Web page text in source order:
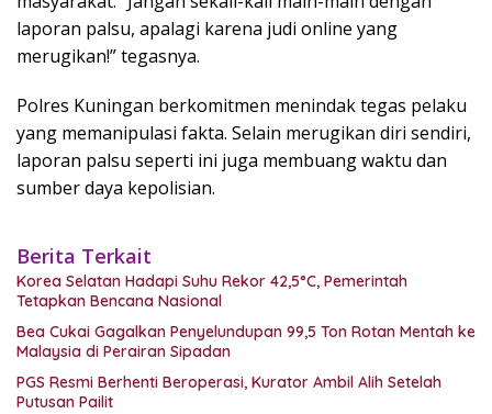
laporan palsu, apalagi karena judi online yang
merugikan!” tegasnya.
Polres Kuningan berkomitmen menindak tegas pelaku
yang memanipulasi fakta. Selain merugikan diri sendiri,
laporan palsu seperti ini juga membuang waktu dan
sumber daya kepolisian.
Berita Terkait
Korea Selatan Hadapi Suhu Rekor 42,5°C, Pemerintah
Tetapkan Bencana Nasional
Bea Cukai Gagalkan Penyelundupan 99,5 Ton Rotan Mentah ke
Malaysia di Perairan Sipadan
PGS Resmi Berhenti Beroperasi, Kurator Ambil Alih Setelah
Putusan Pailit